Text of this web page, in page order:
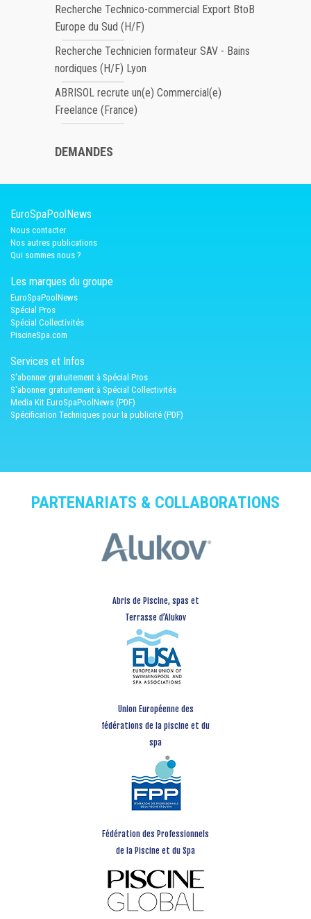
Recherche Technico-commercial Export BtoB
Europe du Sud (H/F)
Recherche Technicien formateur SAV - Bains
nordiques (H/F) Lyon
ABRISOL recrute un(e) Commercial(e)
Freelance (France)
DEMANDES
EuroSpaPoolNews
Nous contacter
Nos autres publications
Qui sommes nous ?
Les marques du groupe
EuroSpaPoolNews
Spécial Pros
Spécial Collectivités
PiscineSpa.com
Services et Infos
S'abonner gratuitement à Spécial Pros
S'abonner gratuitement à Spécial Collectivités
Media Kit EuroSpaPoolNews (PDF)
Spécification Techniques pour la publicité (PDF)
PARTENARIATS & COLLABORATIONS
Abris de Piscine, spas et
Terrasse d’Alukov
Union Européenne des
fédérations de la piscine et du
spa
Fédération des Professionnels
de la Piscine et du Spa